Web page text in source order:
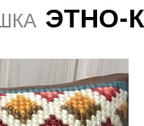
ЭТНО-